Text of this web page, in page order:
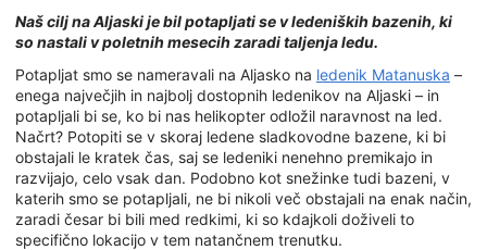
Naš cilj na Aljaski je bil potapljati se v ledeniških bazenih, ki
so nastali v poletnih mesecih zaradi taljenja ledu.
Potapljat smo se nameravali na Aljasko na ledenik Matanuska –
enega največjih in najbolj dostopnih ledenikov na Aljaski – in
potapljali bi se, ko bi nas helikopter odložil naravnost na led.
Načrt? Potopiti se v skoraj ledene sladkovodne bazene, ki bi
obstajali le kratek čas, saj se ledeniki nenehno premikajo in
razvijajo, celo vsak dan. Podobno kot snežinke tudi bazeni, v
katerih smo se potapljali, ne bi nikoli več obstajali na enak način,
zaradi česar bi bili med redkimi, ki so kdajkoli doživeli to
specifično lokacijo v tem natančnem trenutku.